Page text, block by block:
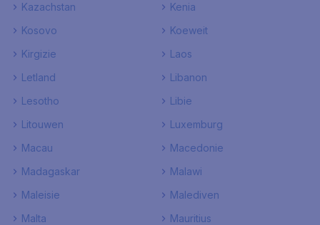
Kazachstan
Kenia
Kosovo
Koeweit
Kirgizie
Laos
Letland
Libanon
Lesotho
Libie
Litouwen
Luxemburg
Macau
Macedonie
Madagaskar
Malawi
Maleisie
Malediven
Malta
Mauritius